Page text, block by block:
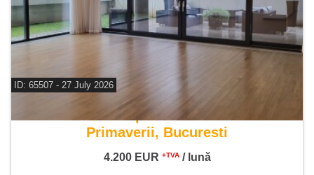
ID: 65507 - 27 July 2026
De inchiriat apartament 4 camere
Primaverii, Bucuresti
4.200 EUR +TVA/ lună